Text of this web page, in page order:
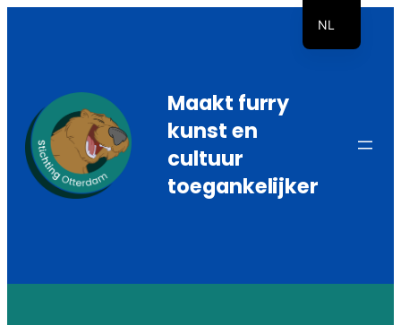
Maakt furry
kunst en
cultuur
toegankelijker
NL
EN